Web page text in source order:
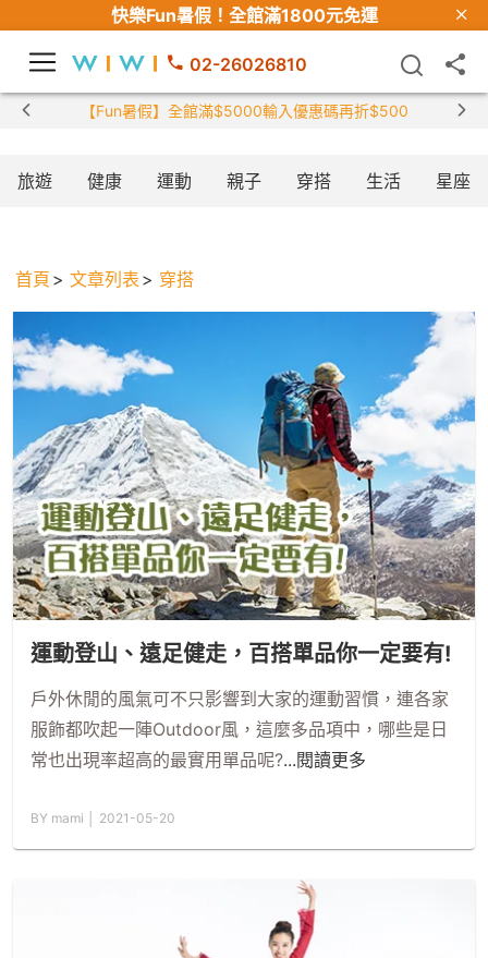
快樂Fun暑假！ 全館滿1800元免運
02-26026810
【Fun暑假】全館滿$5000輸入優惠碼再折$500
旅遊 健康 運動 親子 穿搭 生活 星座
首頁 文章列表 穿搭
運動登山、遠足健走，百搭單品你一定要有!
戶外休閒的風氣可不只影響到大家的運動習慣，連各家
服飾都吹起一陣Outdoor風，這麼多品項中，哪些是日
常也出現率超高的最實用單品呢?...閱讀更多
BY mami │ 2021-05-20